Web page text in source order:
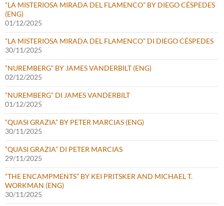
“LA MISTERIOSA MIRADA DEL FLAMENCO” BY DIEGO CÉSPEDES
(ENG)
01/12/2025
“LA MISTERIOSA MIRADA DEL FLAMENCO” DI DIEGO CÉSPEDES
30/11/2025
“NUREMBERG” BY JAMES VANDERBILT (ENG)
02/12/2025
“NUREMBERG” DI JAMES VANDERBILT
01/12/2025
“QUASI GRAZIA” BY PETER MARCIAS (ENG)
30/11/2025
“QUASI GRAZIA” DI PETER MARCIAS
29/11/2025
“THE ENCAMPMENTS” BY KEI PRITSKER AND MICHAEL T.
WORKMAN (ENG)
30/11/2025